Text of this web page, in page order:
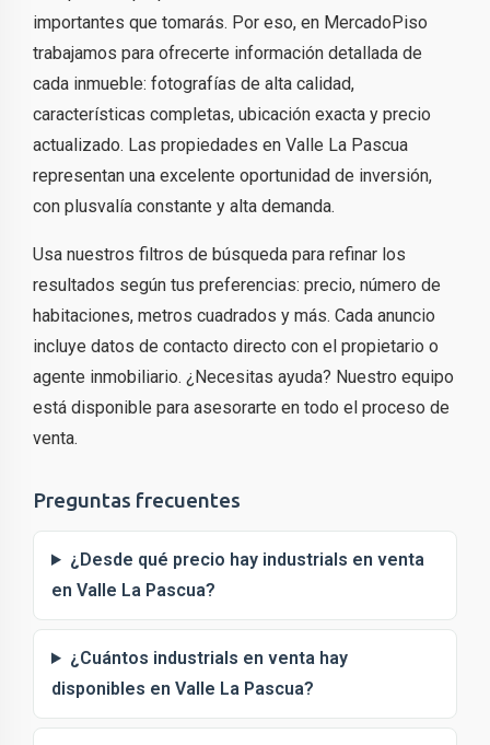
importantes que tomarás. Por eso, en MercadoPiso
trabajamos para ofrecerte información detallada de
cada inmueble: fotografías de alta calidad,
características completas, ubicación exacta y precio
actualizado. Las propiedades en Valle La Pascua
representan una excelente oportunidad de inversión,
con plusvalía constante y alta demanda.
Usa nuestros filtros de búsqueda para refinar los
resultados según tus preferencias: precio, número de
habitaciones, metros cuadrados y más. Cada anuncio
incluye datos de contacto directo con el propietario o
agente inmobiliario. ¿Necesitas ayuda? Nuestro equipo
está disponible para asesorarte en todo el proceso de
venta.
Preguntas frecuentes
¿Desde qué precio hay industrials en venta
en Valle La Pascua?
¿Cuántos industrials en venta hay
disponibles en Valle La Pascua?